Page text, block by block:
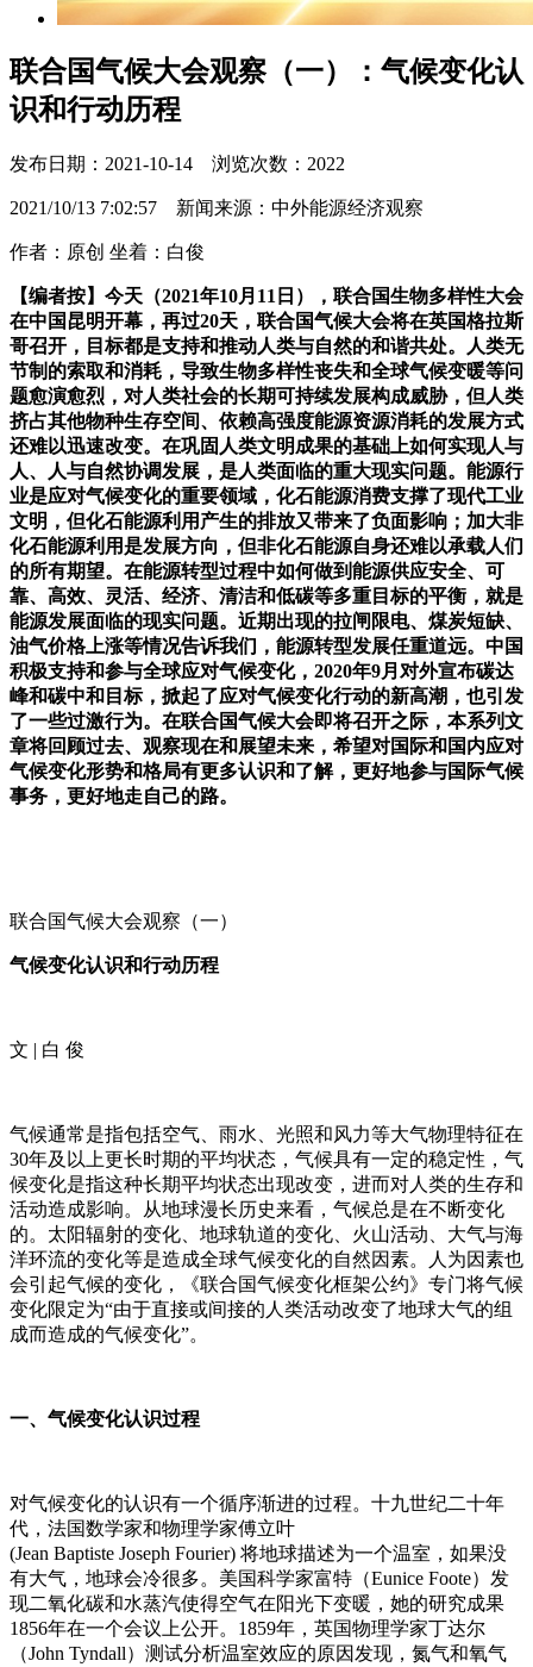
联合国气候大会观察（一）：气候变化认
识和行动历程
发布日期：2021-10-14 浏览次数：2022
2021/10/13 7:02:57 新闻来源：中外能源经济观察
作者：原创 坐着： 白俊
【编者按】今天（2021年10月11日），联合国生物多样性大会
在中国昆明开幕，再过20天，联合国气候大会将在英国格拉斯
哥召开，目标都是支持和推动人类与自然的和谐共处。人类无
节制的索取和消耗，导致生物多样性丧失和全球气候变暖等问
题愈演愈烈，对人类社会的长期可持续发展构成威胁，但人类
挤占其他物种生存空间、依赖高强度能源资源消耗的发展方式
还难以迅速改变。在巩固人类文明成果的基础上如何实现人与
人、人与自然协调发展，是人类面临的重大现实问题。能源行
业是应对气候变化的重要领域，化石能源消费支撑了现代工业
文明，但化石能源利用产生的排放又带来了负面影响；加大非
化石能源利用是发展方向，但非化石能源自身还难以承载人们
的所有期望。在能源转型过程中如何做到能源供应安全、可
靠、高效、灵活、经济、清洁和低碳等多重目标的平衡，就是
能源发展面临的现实问题。近期出现的拉闸限电、煤炭短缺、
油气价格上涨等情况告诉我们，能源转型发展任重道远。中国
积极支持和参与全球应对气候变化，2020年9月对外宣布碳达
峰和碳中和目标，掀起了应对气候变化行动的新高潮，也引发
了一些过激行为。在联合国气候大会即将召开之际，本系列文
章将回顾过去、观察现在和展望未来，希望对国际和国内应对
气候变化形势和格局有更多认识和了解，更好地参与国际气候
事务，更好地走自己的路。
联合国气候大会观察（一）
气候变化认识和行动历程
文 | 白 俊
气候通常是指包括空气、雨水、光照和风力等大气物理特征在
30年及以上更长时期的平均状态，气候具有一定的稳定性，气
候变化是指这种长期平均状态出现改变，进而对人类的生存和
活动造成影响。从地球漫长历史来看，气候总是在不断变化
的。太阳辐射的变化、地球轨道的变化、火山活动、大气与海
洋环流的变化等是造成全球气候变化的自然因素。人为因素也
会引起气候的变化，《联合国气候变化框架公约》专门将气候
变化限定为“由于直接或间接的人类活动改变了地球大气的组
成而造成的气候变化”。
一、气候变化认识过程
对气候变化的认识有一个循序渐进的过程。十九世纪二十年
代，法国数学家和物理学家傅立叶
(Jean Baptiste Joseph Fourier) 将地球描述为一个温室，如果没
有大气，地球会冷很多。美国科学家富特（Eunice Foote）发
现二氧化碳和水蒸汽使得空气在阳光下变暖，她的研究成果
1856年在一个会议上公开。1859年，英国物理学家丁达尔
（John Tyndall）测试分析温室效应的原因发现，氮气和氧气